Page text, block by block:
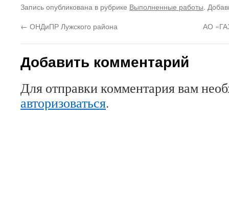
Запись опубликована в рубрике Выполненные работы.
← ОНДиПР Лужского района АО
Добавить комментарий
Для отправки комментария вам
авторизоваться.